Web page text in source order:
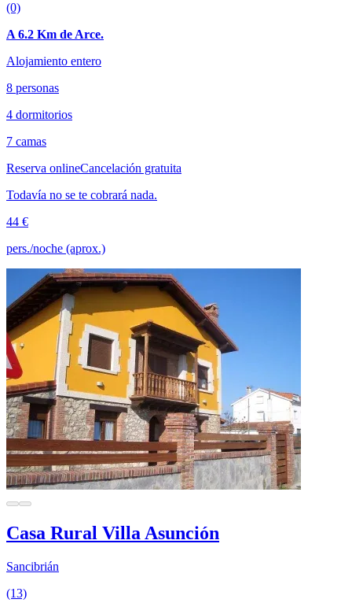
(0)
A 6.2 Km de Arce.
Alojamiento entero
8 personas
4 dormitorios
7 camas
Reserva onlineCancelación gratuita
Todavía no se te cobrará nada.
44 €
pers./noche (aprox.)
Casa Rural Villa Asunción
Sancibrián
(13)